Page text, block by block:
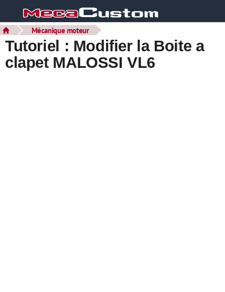
Mécanique moteur
Tutoriel : Modifier la Boite a
clapet MALOSSI VL6